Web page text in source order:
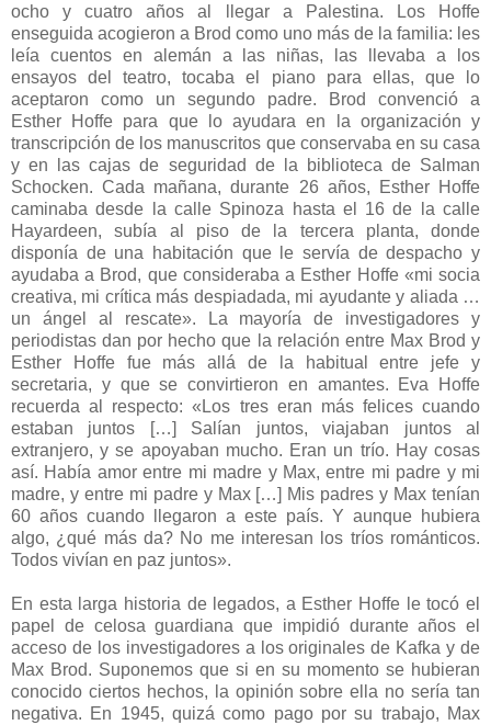
ocho y cuatro años al llegar a Palestina. Los Hoffe
enseguida acogieron a Brod como uno más de la familia: les
leía cuentos en alemán a las niñas, las llevaba a los
ensayos del teatro, tocaba el piano para ellas, que lo
aceptaron como un segundo padre. Brod convenció a
Esther Hoffe para que lo ayudara en la organización y
transcripción de los manuscritos que conservaba en su casa
y en las cajas de seguridad de la biblioteca de Salman
Schocken. Cada mañana, durante 26 años, Esther Hoffe
caminaba desde la calle Spinoza hasta el 16 de la calle
Hayardeen, subía al piso de la tercera planta, donde
disponía de una habitación que le servía de despacho y
ayudaba a Brod, que consideraba a Esther Hoffe «mi socia
creativa, mi crítica más despiadada, mi ayudante y aliada …
un ángel al rescate». La mayoría de investigadores y
periodistas dan por hecho que la relación entre Max Brod y
Esther Hoffe fue más allá de la habitual entre jefe y
secretaria, y que se convirtieron en amantes. Eva Hoffe
recuerda al respecto: «Los tres eran más felices cuando
estaban juntos […] Salían juntos, viajaban juntos al
extranjero, y se apoyaban mucho. Eran un trío. Hay cosas
así. Había amor entre mi madre y Max, entre mi padre y mi
madre, y entre mi padre y Max […] Mis padres y Max tenían
60 años cuando llegaron a este país. Y aunque hubiera
algo, ¿qué más da? No me interesan los tríos románticos.
Todos vivían en paz juntos».
En esta larga historia de legados, a Esther Hoffe le tocó el
papel de celosa guardiana que impidió durante años el
acceso de los investigadores a los originales de Kafka y de
Max Brod. Suponemos que si en su momento se hubieran
conocido ciertos hechos, la opinión sobre ella no sería tan
negativa. En 1945, quizá como pago por su trabajo, Max